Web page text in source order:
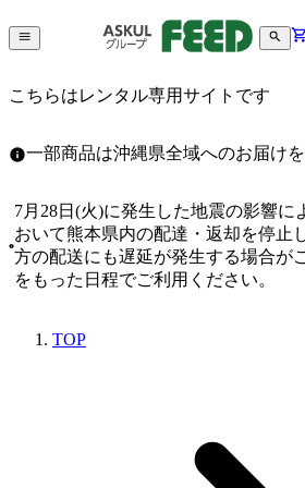
こちらはレンタル専用サイトです
一部商品は沖縄県全域へのお届け
7月28日(火)に発生した地震の影響に
おいて熊本県内の配達・返却を停止
方の配送にも遅延が発生する場合が
をもった日程でご利用ください。
TOP